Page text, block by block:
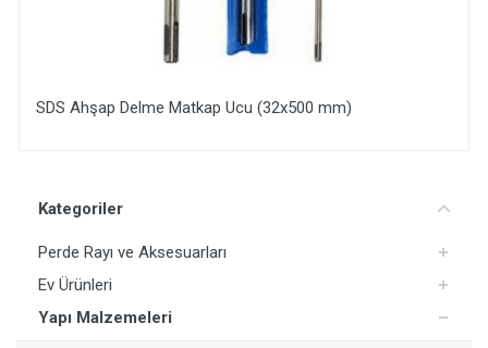
Kategoriler
Perde Rayı ve Aksesuarları
Ev Ürünleri
Yapı Malzemeleri
SDS Ahşap Delme Matkap Ucu (32x500 mm)